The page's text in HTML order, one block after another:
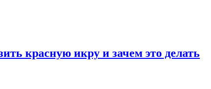
красную икру и зачем это делать